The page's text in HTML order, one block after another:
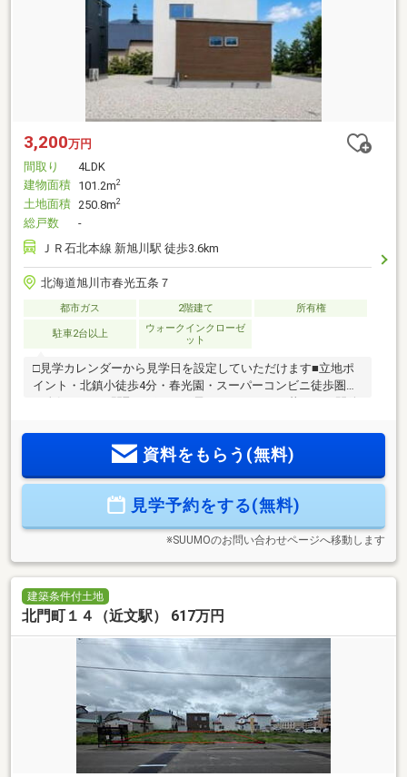
3,200万円
間取り
4LDK
建物面積 101.2m2
土地面積 250.8m2
総戸数
-
ＪＲ石北本線 新旭川駅 徒歩3.6km
北海道旭川市春光五条７
都市ガス 2階建て 所有権
駐車2台以上
ウォークインクローゼ
ット
□見学カレンダーから見学日を設定していただけます■立地ポ
イント・北鎮小徒歩4分・春光園・スーパーコンビニ徒歩圏内
回遊動線。お子さまの成長に合わせて使えるフレキシブルに
使える2階洋室も人気の間取りです。※現地にスタッフは常駐
の見学予約・ご来場頂いた方にはクオカード最大30000円分の
資料をもらう(無料)
見学予約をする(無料)
※SUUMOのお問い合わせページへ移動します
建築条件付土地
北門町１４（近文駅） 617万円